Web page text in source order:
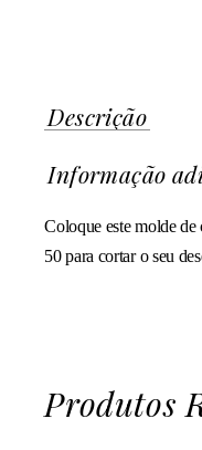
Descrição
Informação
Coloque este molde
50 para cortar o seu
Produtos